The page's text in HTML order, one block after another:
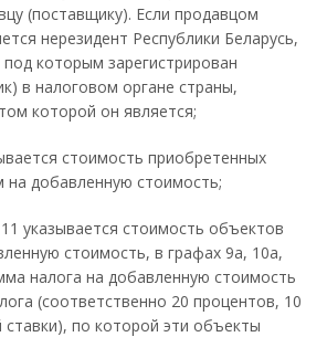
(поставщику). Если продавцом
нерезидент Республики Беларусь,
которым зарегистрирован
в налоговом органе страны,
которой он является;
стоимость приобретенных
на добавленную стоимость;
указывается стоимость объектов
стоимость, в графах 9а, 10а,
налога на добавленную стоимость
(соответственно 20 процентов, 10
по которой эти объекты